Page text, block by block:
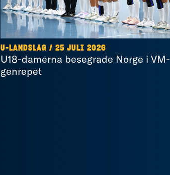
U-LANDSLAG /25 JULI 2026
U18-damerna besegrade Norge i VM-
genrepet